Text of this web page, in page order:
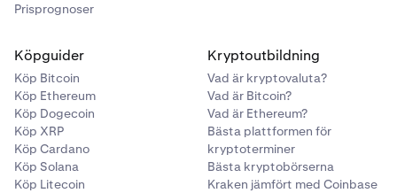
Prisprognoser
Köpguider
Köp Bitcoin
Köp Ethereum
Köp Dogecoin
Köp XRP
Köp Cardano
Köp Solana
Köp Litecoin
Kryptoutbildning
Vad är kryptovaluta?
Vad är Bitcoin?
Vad är Ethereum?
Bästa plattformen för
kryptoterminer
Bästa kryptobörserna
Kraken jämfört med Coinbase